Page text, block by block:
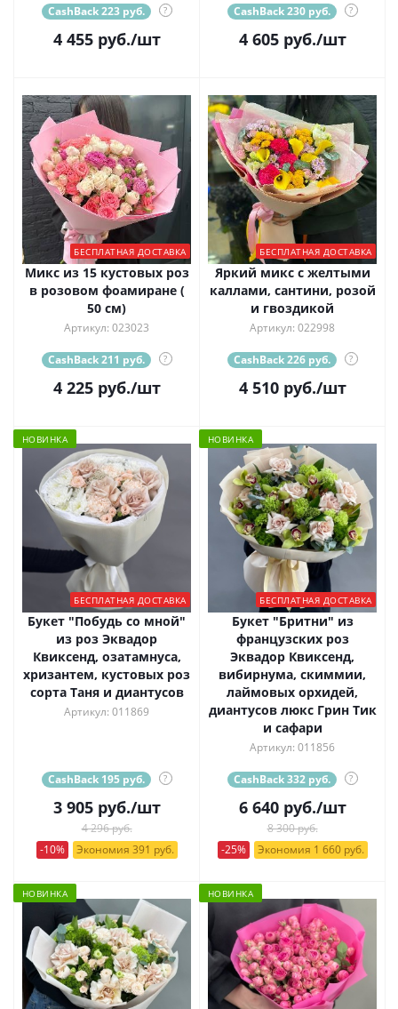
CashBack 223 руб. ?
4 455руб./шт
CashBack 230 руб. ?
4 605руб./шт
БЕСПЛАТНАЯ ДОСТАВКА
Микс из 15 кустовых роз
в розовом фоамиране (
50 см)
Артикул: 023023
CashBack 211 руб. ?
4 225руб./шт
БЕСПЛАТНАЯ ДОСТАВКА
Яркий микс с желтыми
каллами, сантини, розой
и гвоздикой
Артикул: 022998
CashBack 226 руб. ?
4 510руб./шт
НОВИНКА
БЕСПЛАТНАЯ ДОСТАВКА
Букет "Побудь со мной"
из роз Эквадор
Квиксенд, озатамнуса,
хризантем, кустовых роз
сорта Таня и диантусов
Артикул: 011869
CashBack 195 руб. ?
3 905руб./шт
4 296 руб.
-10%
Экономия 391 руб.
НОВИНКА
БЕСПЛАТНАЯ ДОСТАВКА
Букет "Бритни" из
французских роз
Эквадор Квиксенд,
вибирнума, скиммии,
лаймовых орхидей,
диантусов люкс Грин Тик
и сафари
Артикул: 011856
CashBack 332 руб. ?
6 640руб./шт
8 300 руб.
-25%
Экономия 1 660 руб.
НОВИНКА НОВИНКА